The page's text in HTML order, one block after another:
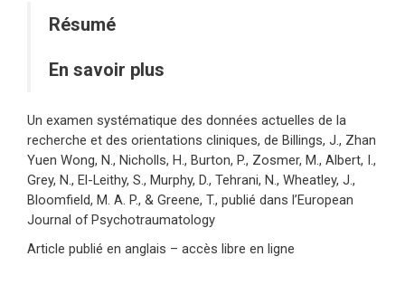
Résumé
En savoir plus
Un examen systématique des données actuelles de la
recherche et des orientations cliniques, de Billings, J., Zhan
Yuen Wong, N., Nicholls, H., Burton, P., Zosmer, M., Albert, I.,
Grey, N., El-Leithy, S., Murphy, D., Tehrani, N., Wheatley, J.,
Bloomfield, M. A. P., & Greene, T., publié dans l’European
Journal of Psychotraumatology
Article publié en anglais – accès libre en ligne